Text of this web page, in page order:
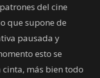
del cine
que supone de
pausada y
esto se
más bien todo